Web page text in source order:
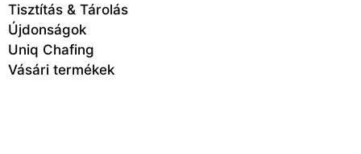
Tisztítás & Tárolás
Újdonságok
Uniq Chafing
Vásári termékek